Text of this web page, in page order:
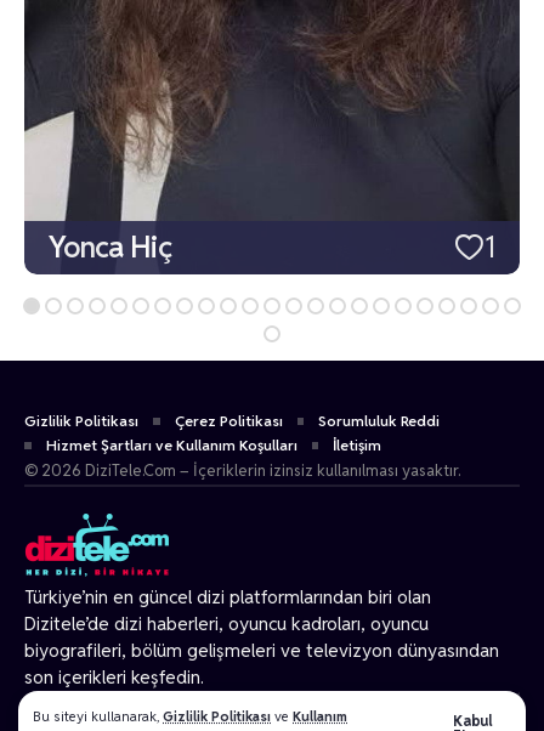
Bu siteyi kullanarak, Gizlilik Politikası ve Kullanım
Kabul
1
Yonca Hiç
Türkiye’nin en güncel dizi platformlarından biri olan
Dizitele’de dizi haberleri, oyuncu kadroları, oyuncu
biyografileri, bölüm gelişmeleri ve televizyon dünyasından
son içerikleri keşfedin.
© 2026 Tüm Hakları Gizlidir.
Gizlilik Politikası Çerez Politikası
Sorumluluk Reddi
Hizmet Şartları ve Kullanım Koşulları
İletişim
© 2026 DiziTele.Com – İçeriklerin izinsiz kullanılması yasaktır.